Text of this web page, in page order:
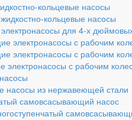
кольцевые насосы
кольцевые насосы
для 4-х
электронасосы с рабочим
электронасосы с рабочим
с рабочим
из нержавеющей стали
самовсасывающий насос